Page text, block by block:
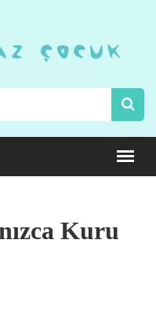
Kuru